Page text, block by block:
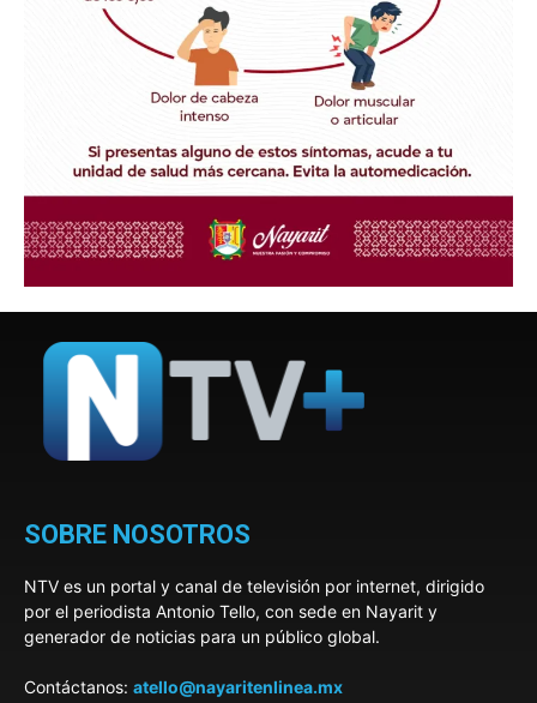
SOBRE NOSOTROS
NTV es un portal y canal de televisión por internet, dirigido
por el periodista Antonio Tello, con sede en Nayarit y
generador de noticias para un público global.
Contáctanos: atello@nayaritenlinea.mx